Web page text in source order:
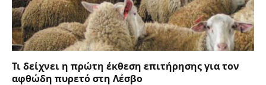
Τι δείχνει η πρώτη έκθεση επιτήρησης για τον
αφθώδη πυρετό στη Λέσβο